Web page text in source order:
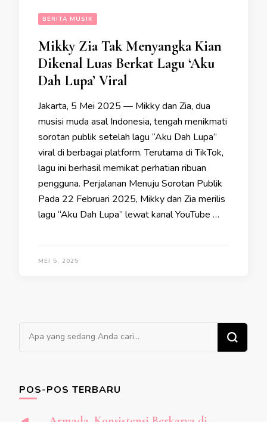
BERITA MUSIK
Mikky Zia Tak Menyangka Kian
Dikenal Luas Berkat Lagu ‘Aku
Dah Lupa’ Viral
Jakarta, 5 Mei 2025 — Mikky dan Zia, dua
musisi muda asal Indonesia, tengah menikmati
sorotan publik setelah lagu “Aku Dah Lupa”
viral di berbagai platform. Terutama di TikTok,
lagu ini berhasil memikat perhatian ribuan
pengguna. Perjalanan Menuju Sorotan Publik
Pada 22 Februari 2025, Mikky dan Zia merilis
lagu “Aku Dah Lupa” lewat kanal YouTube …
MEI 5, 2025
Mencari
Sesuatu?
POS-POS TERBARU